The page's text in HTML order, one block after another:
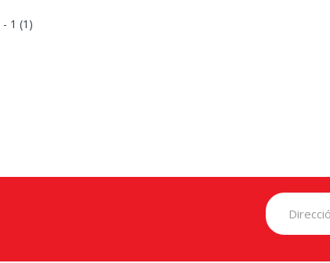
- 1 (1)